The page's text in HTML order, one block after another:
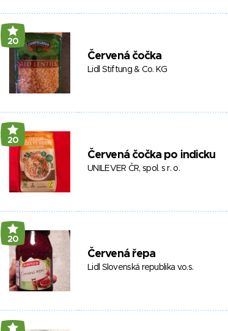
20
Červená čočka
Lidl Stiftung & Co. KG
20
Červená čočka po indicku
UNILEVER ČR, spol. s r. o.
20
Červená řepa
Lidl Slovenská republika v.o.s.